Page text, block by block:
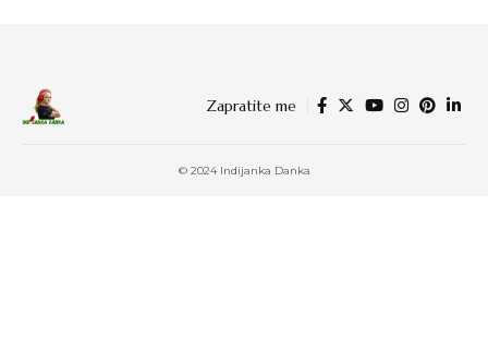
Zapratite me
© 2024 Indijanka Danka